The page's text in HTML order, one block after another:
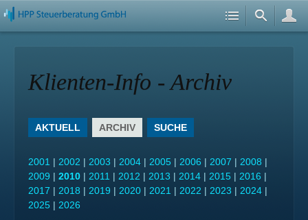
Klienten-Info - Archiv
AKTUELL ARCHIV SUCHE
2001 | 2002 | 2003 | 2004 | 2005 | 2006 | 2007 | 2008 |
2009 | 2010 | 2011 | 2012 | 2013 | 2014 | 2015 | 2016 |
2017 | 2018 | 2019 | 2020 | 2021 | 2022 | 2023 | 2024 |
2025 | 2026